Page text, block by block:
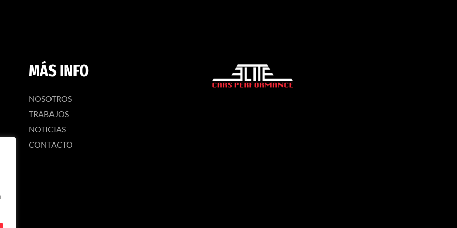
MÁS INFO
NOSOTROS
TRABAJOS
NOTICIAS
CONTACTO